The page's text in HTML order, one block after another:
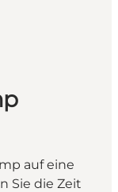
auf eine
Sie die Zeit